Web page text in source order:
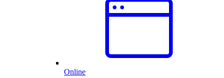
Online